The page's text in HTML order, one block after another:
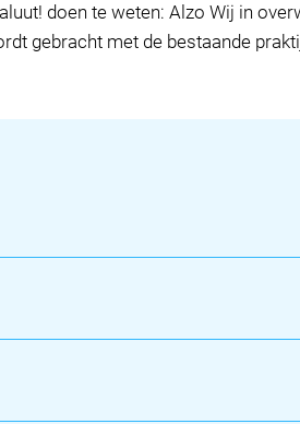
doen te weten: Alzo Wij in
gebracht met de bestaande